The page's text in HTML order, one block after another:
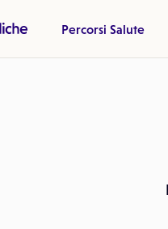
Percorsi Salute